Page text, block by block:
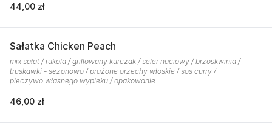
44,00 zł
Sałatka Chicken Peach
mix sałat / rukola / grillowany kurczak / seler naciowy / brzoskwinia /
truskawki - sezonowo / prażone orzechy włoskie / sos curry /
pieczywo własnego wypieku / opakowanie
46,00 zł